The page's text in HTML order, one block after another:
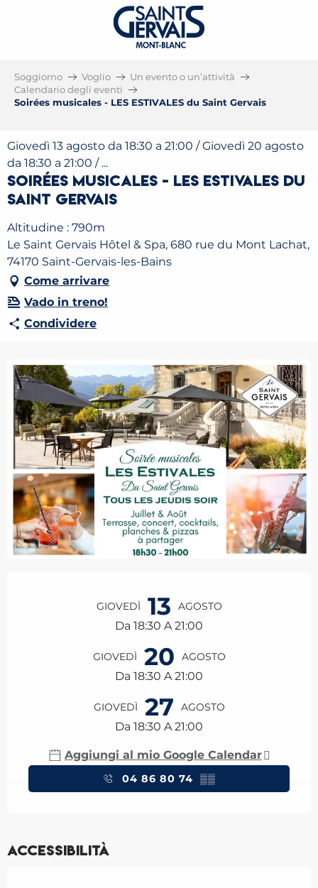
Soggiorno Voglio
Un evento o un’attività
Calendario degli eventi
Soirées musicales - LES ESTIVALES du Saint Gervais
Giovedì 13 agosto da 18:30 a 21:00 / Giovedì 20 agosto
da 18:30 a 21:00 / ...
Soirées musicales - LES ESTIVALES du
Saint Gervais
Altitudine : 790m
Le Saint Gervais Hôtel & Spa, 680 rue du Mont Lachat,
74170 Saint-Gervais-les-Bains
Come arrivare
Vado in treno!
Condividere
GIOVEDÌ 13 AGOSTO
Da 18:30 A 21:00
GIOVEDÌ 20 AGOSTO
Da 18:30 A 21:00
GIOVEDÌ 27 AGOSTO
Da 18:30 A 21:00
Aggiungi al mio Google Calendar
04 86 80 74 ▒▒
Accessibilità